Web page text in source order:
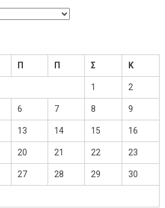
Π Π Σ Κ
1 2
6 7 8 9
13 14 15 16
20 21 22 23
27 28 29 30